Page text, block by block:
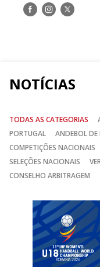
Siga-Siga-Siga-
NOTÍCIAS
TODAS AS CATEGORIAS
PORTUGAL
ANDEBOL DE
COMPETIÇÕES NACIONAIS
SELEÇÕES NACIONAIS
CONSELHO ARBITRAGEM
Anterior